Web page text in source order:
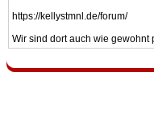
https://kellystmnl.de/forum/
Wir sind dort auch wie gewohnt